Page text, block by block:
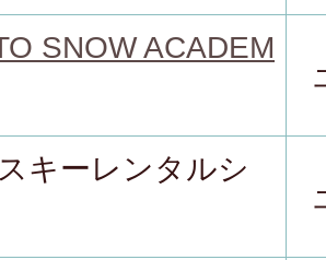
SNOW ACADEM
キーレンタルシ